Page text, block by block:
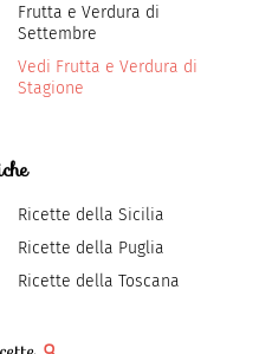
Frutta e Verdura di
Settembre
Vedi Frutta e Verdura di
Stagione
Ricette della Sicilia
Ricette della Puglia
Ricette della Toscana